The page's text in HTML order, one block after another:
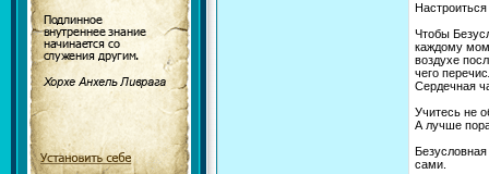
Чтобы
каждому
воздухе
чего
Сердечная
Учитесь не
А лучше
сами.